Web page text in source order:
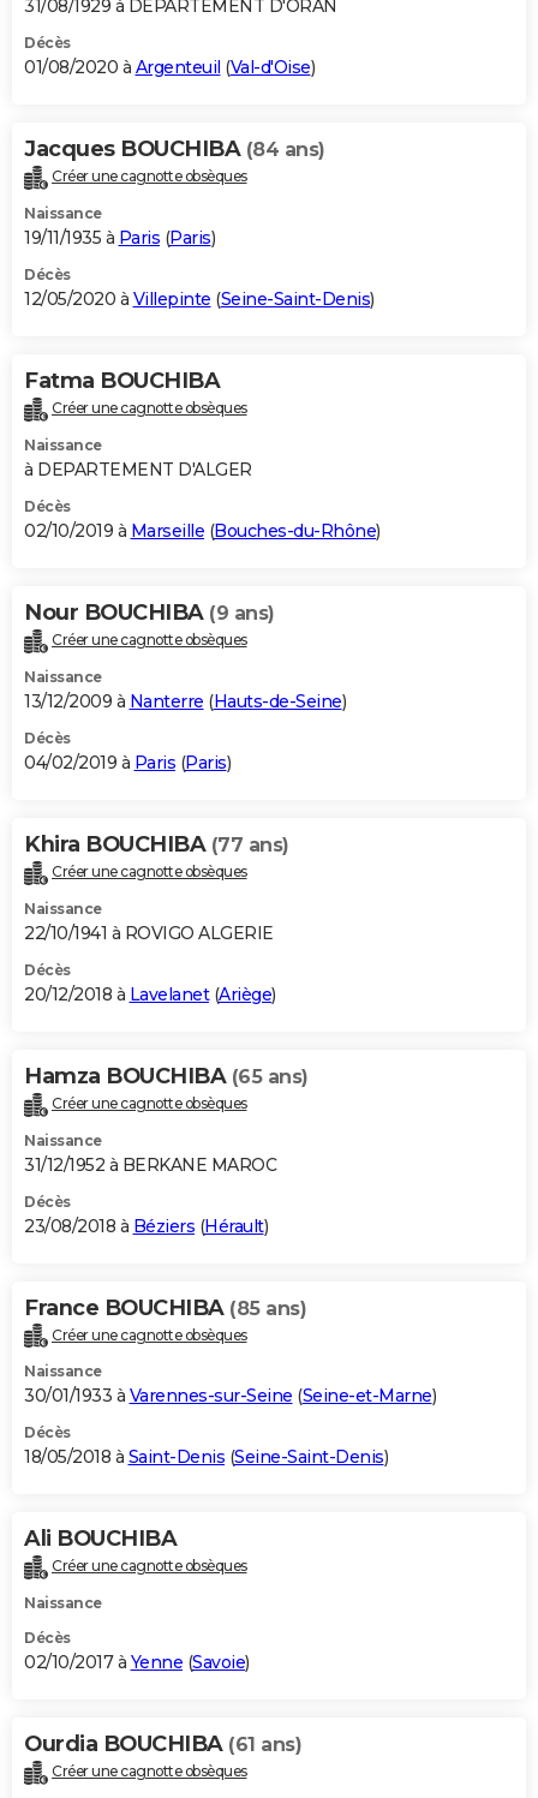
31/08/1929 à DEPARTEMENT D'ORAN
Décès
01/08/2020 à Argenteuil (Val-d'Oise)
Jacques BOUCHIBA (84 ans)
Créer une cagnotte obsèques
Naissance
19/11/1935 à Paris (Paris)
Décès
12/05/2020 à Villepinte (Seine-Saint-Denis)
Fatma BOUCHIBA
Créer une cagnotte obsèques
Naissance
à DEPARTEMENT D'ALGER
Décès
02/10/2019 à Marseille (Bouches-du-Rhône)
Nour BOUCHIBA (9 ans)
Créer une cagnotte obsèques
Naissance
13/12/2009 à Nanterre (Hauts-de-Seine)
Décès
04/02/2019 à Paris (Paris)
Khira BOUCHIBA (77 ans)
Créer une cagnotte obsèques
Naissance
22/10/1941 à ROVIGO ALGERIE
Décès
20/12/2018 à Lavelanet(Ariège)
Hamza BOUCHIBA (65 ans)
Créer une cagnotte obsèques
Naissance
31/12/1952 à BERKANE MAROC
Décès
23/08/2018 à Béziers (Hérault)
France BOUCHIBA (85 ans)
Créer une cagnotte obsèques
Naissance
30/01/1933 à Varennes-sur-Seine (Seine-et-Marne)
Décès
18/05/2018 à Saint-Denis (Seine-Saint-Denis)
Ali BOUCHIBA
Créer une cagnotte obsèques
Naissance
Décès
02/10/2017 à Yenne (Savoie)
Ourdia BOUCHIBA (61 ans)
Créer une cagnotte obsèques